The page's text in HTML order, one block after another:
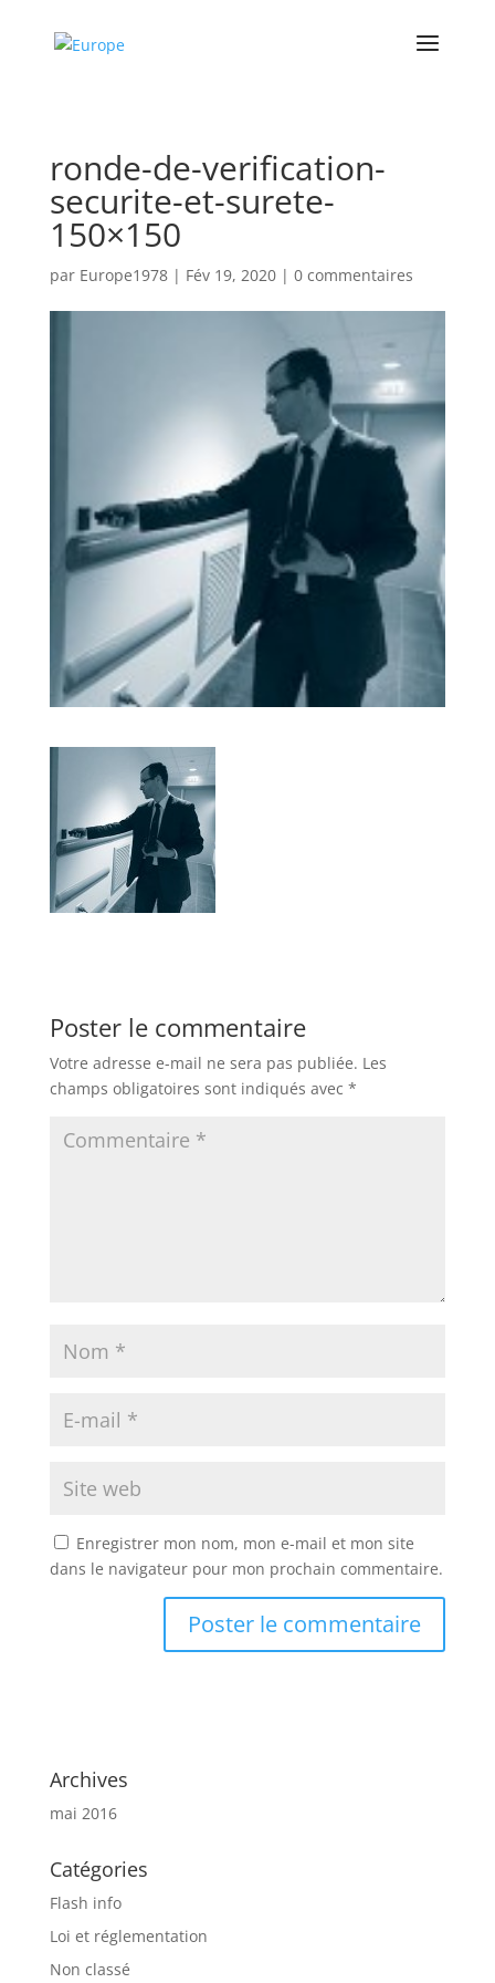
ronde-de-verification-
securite-et-surete-
150×150
par Europe1978| Fév 19, 2020| 0 commentaires
Poster le commentaire
Votre adresse e-mail ne sera pas publiée. Les
champs obligatoires sont indiqués avec *
Enregistrer mon nom, mon e-mail et mon site
dans le navigateur pour mon prochain commentaire.
Archives
mai 2016
Catégories
Flash info
Loi et réglementation
Non classé